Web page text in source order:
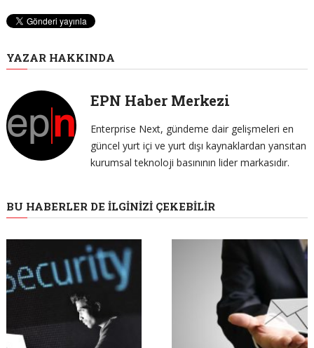
YAZAR HAKKINDA
EPN Haber Merkezi
Enterprise Next, gündeme dair gelişmeleri en
güncel yurt içi ve yurt dışı kaynaklardan yansıtan
kurumsal teknoloji basınının lider markasıdır.
BU HABERLER DE İLGINIZI ÇEKEBILIR